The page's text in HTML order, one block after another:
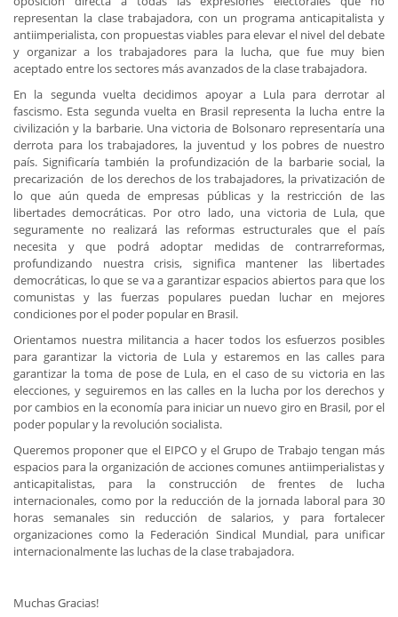
representan la clase trabajadora, con un programa anticapitalista y
antiimperialista, con propuestas viables para elevar el nivel del debate
y organizar a los trabajadores para la lucha, que fue muy bien
aceptado entre los sectores más avanzados de la clase trabajadora.
En la segunda vuelta decidimos apoyar a Lula para derrotar al
fascismo. Esta segunda vuelta en Brasil representa la lucha entre la
civilización y la barbarie. Una victoria de Bolsonaro representaría una
derrota para los trabajadores, la juventud y los pobres de nuestro
país. Significaría también la profundización de la barbarie social, la
precarización de los derechos de los trabajadores, la privatización de
lo que aún queda de empresas públicas y la restricción de las
libertades democráticas. Por otro lado, una victoria de Lula, que
seguramente no realizará las reformas estructurales que el país
necesita y que podrá adoptar medidas de contrarreformas,
profundizando nuestra crisis, significa mantener las libertades
democráticas, lo que se va a garantizar espacios abiertos para que los
comunistas y las fuerzas populares puedan luchar en mejores
condiciones por el poder popular en Brasil.
Orientamos nuestra militancia a hacer todos los esfuerzos posibles
para garantizar la victoria de Lula y estaremos en las calles para
garantizar la toma de pose de Lula, en el caso de su victoria en las
elecciones, y seguiremos en las calles en la lucha por los derechos y
por cambios en la economía para iniciar un nuevo giro en Brasil, por el
poder popular y la revolución socialista.
Queremos proponer que el EIPCO y el Grupo de Trabajo tengan más
espacios para la organización de acciones comunes antiimperialistas y
anticapitalistas, para la construcción de frentes de lucha
internacionales, como por la reducción de la jornada laboral para 30
horas semanales sin reducción de salarios, y para fortalecer
organizaciones como la Federación Sindical Mundial, para unificar
internacionalmente las luchas de la clase trabajadora.
Muchas Gracias!